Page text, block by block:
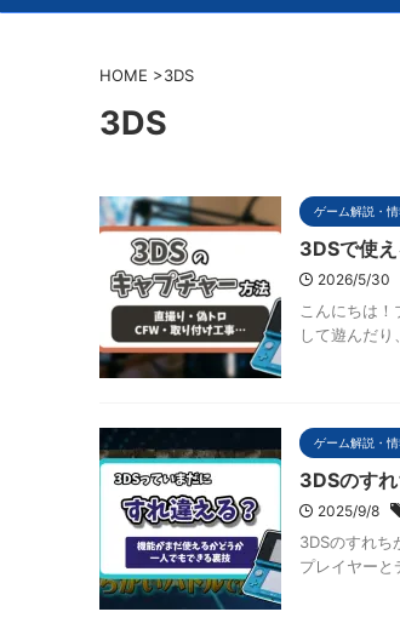
HOME >3DS
3DS
ゲーム解説・情
3DSで使
2026/5/30
こんにちは
して遊んだ
ゲーム解説・情
3DSのす
2025/9/8
3DSのすれち
プレイヤー